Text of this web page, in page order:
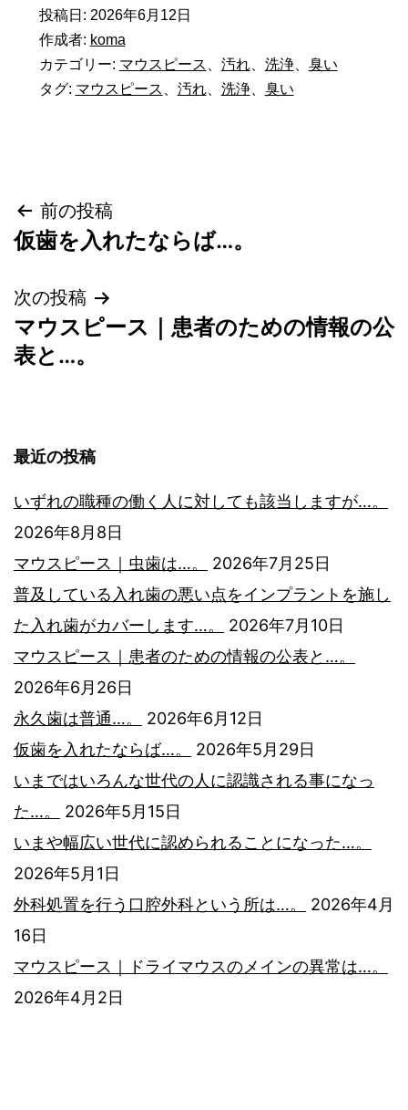
投稿日: 2026年6月12日
作成者: koma
カテゴリー: マウスピース 汚れ、 洗浄、 臭い
タグ: マウスピース 汚れ、 洗浄、 臭い
投
稿
ナ
ビ
ー
シ
ョ
ン
前の投稿
仮歯を入れたならば…。
次の投稿
マウスピース｜患者のための情報の公
表と…。
最近の投稿
いずれの職種の働く人に対しても該当しますが…。
2026年8月8日
マウスピース｜虫歯は…。
2026年7月25日
普及している入れ歯の悪い点をインプラントを施し
た入れ歯がカバーします…。
2026年7月10日
マウスピース｜患者のための情報の公表と…。
2026年6月26日
永久歯は普通…。
2026年6月12日
仮歯を入れたならば…。
2026年5月29日
いまではいろんな世代の人に認識される事になっ
た…。
2026年5月15日
いまや幅広い世代に認められることになった…。
2026年5月1日
外科処置を行う口腔外科という所は…。
2026年4月
16日
マウスピース｜ドライマウスのメインの異常は…。
2026年4月2日